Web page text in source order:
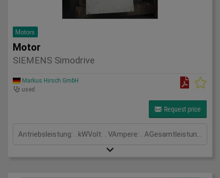
Motors
Motor
SIEMENS Simodrive
Markus Hirsch GmbH
used
Request price
Antriebsleistung: . kWVolt: . VAmpere: . AGesamtleistungsbedarf: kWMaschinengewicht ca.: tRaumbedarf ca.: m